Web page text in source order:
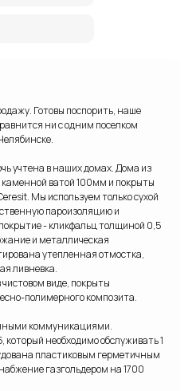
Готовы поспорить, наше
ни с одним поселком
учтена в наших домах. Дома из
ватой 100мм и покрыты
Мы используем только сухой
пароизоляцию и
- кликфальц толщиной 0,5
и металлическая
утепленная отмостка,
ливневка.
виде, покрыты
полимерного композита.
коммуникациями.
необходимо обслуживать 1
пластиковым герметичным
газгольдером на 1700